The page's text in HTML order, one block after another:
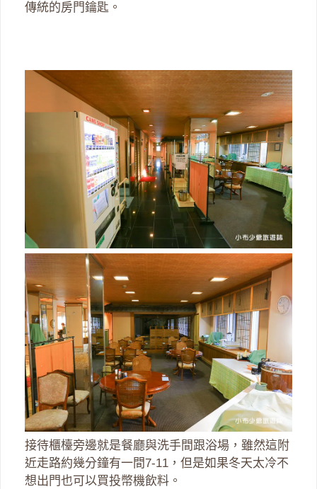
傳統的房門鑰匙。
接待櫃檯旁邊就是餐廳與洗手間跟浴場，雖然這附
近走路約幾分鐘有一間7-11，但是如果冬天太冷不
想出門也可以買投幣機飲料。